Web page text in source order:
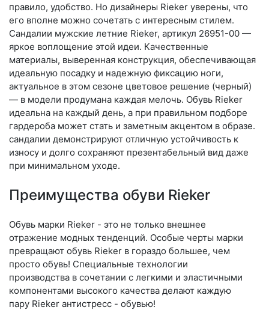
правило, удобство. Но дизайнеры Rieker уверены, что
его вполне можно сочетать с интересным стилем.
Сандалии мужские летние Rieker, артикул 26951-00 —
яркое воплощение этой идеи. Качественные
материалы, выверенная конструкция, обеспечивающая
идеальную посадку и надежную фиксацию ноги,
актуальное в этом сезоне цветовое решение (черный)
— в модели продумана каждая мелочь. Обувь Rieker
идеальна на каждый день, а при правильном подборе
гардероба может стать и заметным акцентом в образе.
сандалии демонстрируют отличную устойчивость к
износу и долго сохраняют презентабельный вид даже
при минимальном уходе.
Преимущества обуви Rieker
Обувь марки Rieker - это не только внешнее
отражение модных тенденций. Особые черты марки
превращают обувь Rieker в гораздо большее, чем
просто обувь! Специальные технологии
производства в сочетании с легкими и эластичными
компонентами высокого качества делают каждую
пару Rieker антистресс - обувью!